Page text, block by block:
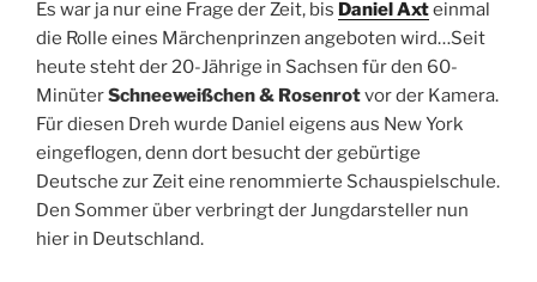
Es war ja nur eine Frage der Zeit, bis Daniel Axteinmal
die Rolle eines Märchenprinzen angeboten wird…Seit
heute steht der 20-Jährige in Sachsen für den 60-
MinüterSchneeweißchen & Rosenrotvor der Kamera.
Für diesen Dreh wurde Daniel eigens aus New York
eingeflogen, denn dort besucht der gebürtige
Deutsche zur Zeit eine renommierte Schauspielschule.
Den Sommer über verbringt der Jungdarsteller nun
hier in Deutschland.